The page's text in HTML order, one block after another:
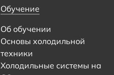
Обучение
Об обучении
Основы холодильной
техники
Холодильные системы на